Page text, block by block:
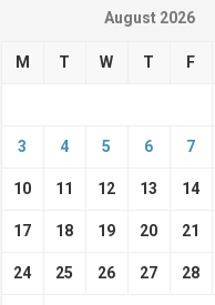
August 2026
M T W T F
3 4 5 6 7
10 11 12 13 14
17 18 19 20 21
24 25 26 27 28